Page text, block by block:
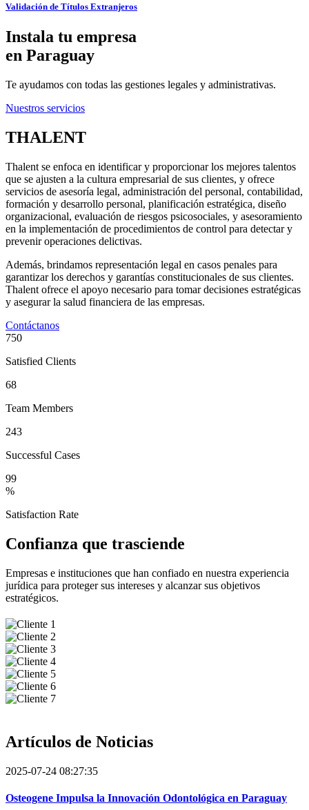
Validación de Títulos Extranjeros
Instala tu empresa
en Paraguay
Te ayudamos con todas las gestiones legales y administrativas.
Nuestros servicios
THALENT
Thalent se enfoca en identificar y proporcionar los mejores talentos
que se ajusten a la cultura empresarial de sus clientes, y ofrece
servicios de asesoría legal, administración del personal, contabilidad,
formación y desarrollo personal, planificación estratégica, diseño
organizacional, evaluación de riesgos psicosociales, y asesoramiento
en la implementación de procedimientos de control para detectar y
prevenir operaciones delictivas.
Además, brindamos representación legal en casos penales para
garantizar los derechos y garantías constitucionales de sus clientes.
Thalent ofrece el apoyo necesario para tomar decisiones estratégicas
y asegurar la salud financiera de las empresas.
Contáctanos
750
Satisfied Clients
68
Team Members
243
Successful Cases
99
%
Satisfaction Rate
Confianza que trasciende
Empresas e instituciones que han confiado en nuestra experiencia
jurídica para proteger sus intereses y alcanzar sus objetivos
estratégicos.
Artículos de Noticias
2025-07-24 08:27:35
Osteogene Impulsa la Innovación Odontológica en Paraguay